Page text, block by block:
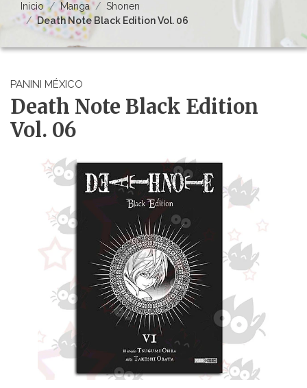
Inicio Manga
Shonen
Death Note Black Edition Vol. 06
PANINI MÉXICO
Death Note Black Edition
Vol. 06